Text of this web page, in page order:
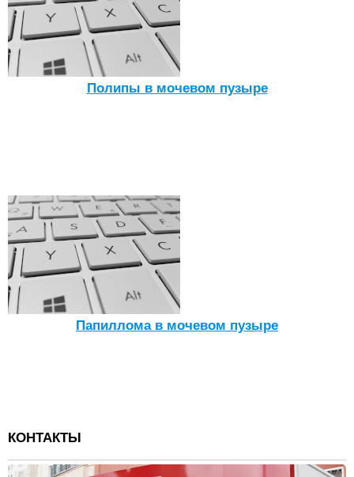
Полипы в мочевом пузыре
Папиллома в мочевом пузыре
КОНТАКТЫ